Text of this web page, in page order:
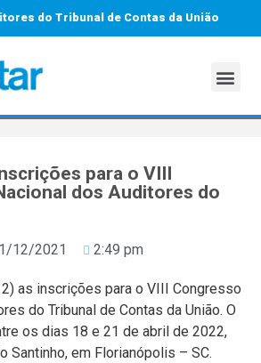
do Tribunal de Contas da União
para o VIII
dos Auditores do
12/2021 2:49 pm
as inscrições para o VIII Congresso
do Tribunal de Contas da União. O
os dias 18 e 21 de abril de 2022,
Santinho, em Florianópolis – SC.